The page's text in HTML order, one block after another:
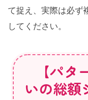
て捉え、実際は必ず
してください。
【パ
いの総額